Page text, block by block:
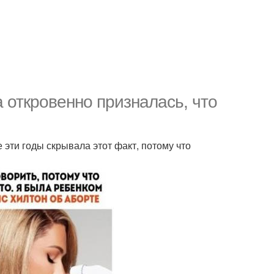
призналась, что
годы скрывала этот факт, потому что